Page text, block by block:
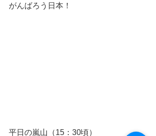
がんばろう日本！
平日の嵐山（15：30頃）